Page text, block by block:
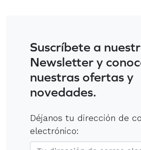
Suscríbete a
Newsletter y
nuestras ofertas y
novedades.
Déjanos tu dirección de
electrónico: